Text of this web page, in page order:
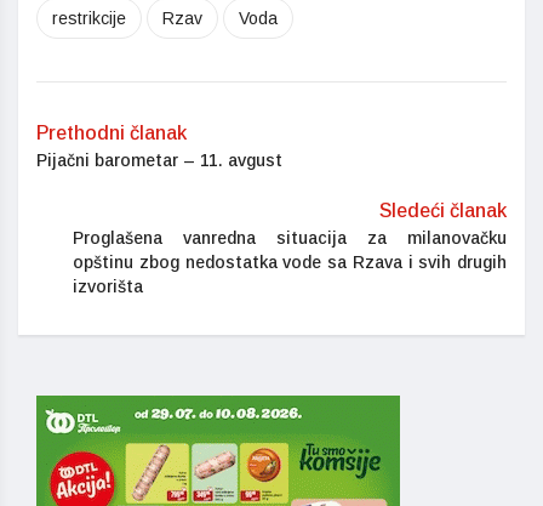
restrikcije Rzav Voda
Prethodni članak
Pijačni barometar – 11. avgust
Sledeći članak
Proglašena vanredna situacija za milanovačku
opštinu zbog nedostatka vode sa Rzava i svih drugih
izvorišta